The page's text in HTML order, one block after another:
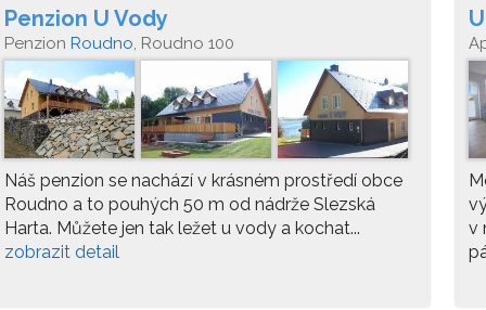
Penzion U Vody
Penzion Roudno, Roudno 100
Náš penzion se nachází v krásném prostředí obce
Roudno a to pouhých 50 m od nádrže Slezská
Harta. Můžete jen tak ležet u vody a kochat...
zobrazit detail
v